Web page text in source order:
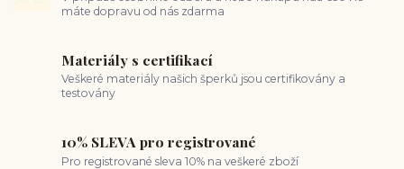
máte dopravu od nás zdarma
Materiály s certifikací
Veškeré materiály našich šperků jsou certifikovány a
testovány
10% SLEVA pro registrované
Pro registrované sleva 10% na veškeré zboží